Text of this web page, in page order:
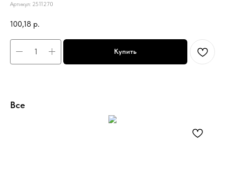
Артикул: 2511270
100,18 р.
Купить
Все